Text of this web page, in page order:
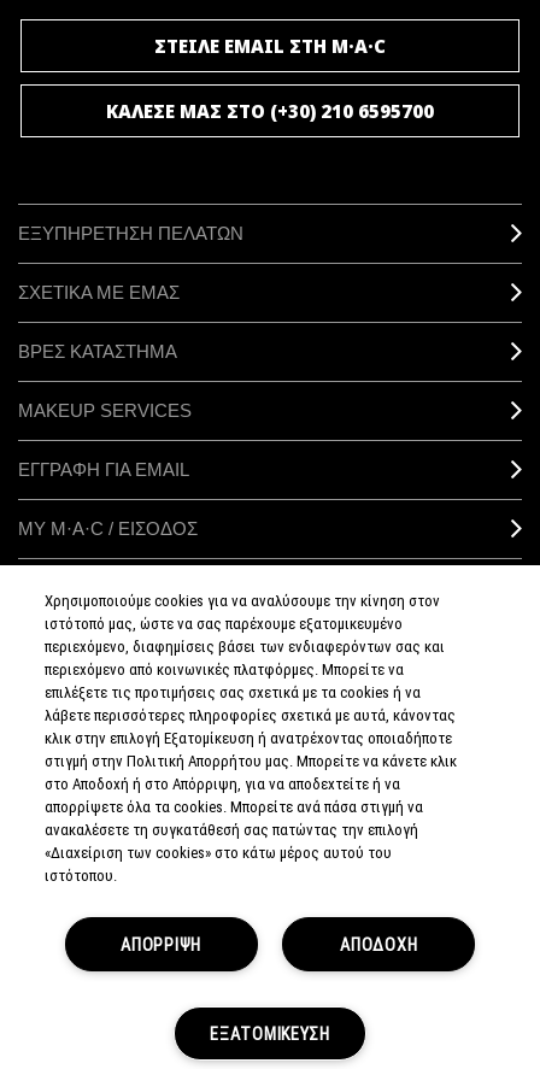
ΣΤΕΙΛΕ EMAIL ΣΤΗ M·A·C
ΚΑΛΕΣΕ ΜΑΣ ΣΤΟ (+30) 210 6595700
ΕΞΥΠΗΡΕΤΗΣΗ ΠΕΛΑΤΩΝ
ΣΧΕΤΙΚΑ ΜΕ ΕΜΑΣ
ΒΡΕΣ ΚΑΤΑΣΤΗΜΑ
MAKEUP SERVICES
ΕΓΓΡΑΦΗ ΓΙΑ EMAIL
ΜΥ M·A·C / ΕΙΣΟΔΟΣ
ΣΥΝΔΕΘΕΙΤΕ
ΠΟΛΙΤΙΚΗ
ΑΠΟΡΡΗΤΟΥ
ΟΡΟΙ &
ΠΡΟΥΠΟΘΕΣΕΙΣ
ΟΡΟΙ
ΠΩΛΗΣΗΣ
ΠΟΛΙΤΙΚΗ
ΕΝΗΜΕΡΩΘΕΙΤΕ
ΓΙΑ ΤΑ ΠΛΑΣΤΑ
ΠΡΟΪΟΝΤΑ
ΔΙΑΧΕΙΡΙΣΤΕΙΤΕ
ΤΟΥ ΙΣΤΟΤΟΠΟΥ
© MAKE-UP ART COSMETICS.
ALL WORLDWIDE RIGHTS RESERVED.
Χρησιμοποιούμε cookies για να αναλύσουμε την κίνηση στον
ιστότοπό μας, ώστε να σας παρέχουμε εξατομικευμένο
περιεχόμενο, διαφημίσεις βάσει των ενδιαφερόντων σας και
περιεχόμενο από κοινωνικές πλατφόρμες. Μπορείτε να
επιλέξετε τις προτιμήσεις σας σχετικά με τα cookies ή να
λάβετε περισσότερες πληροφορίες σχετικά με αυτά, κάνοντας
κλικ στην επιλογή Εξατομίκευση ή ανατρέχοντας οποιαδήποτε
στιγμή στην Πολιτική Απορρήτου μας. Μπορείτε να κάνετε κλικ
στο Αποδοχή ή στο Απόρριψη, για να αποδεχτείτε ή να
απορρίψετε όλα τα cookies. Μπορείτε ανά πάσα στιγμή να
ανακαλέσετε τη συγκατάθεσή σας πατώντας την επιλογή
«Διαχείριση των cookies» στο κάτω μέρος αυτού του
ιστότοπου.
ΑΠΟΔΟΧΗ
ΑΠΟΡΡΙΨΗ
ΕΞΑΤΟΜΙΚΕΥΣΗ